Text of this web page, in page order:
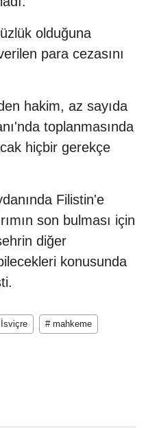
olduğuna
para cezasını
hakim, az sayıda
toplanmasında
hiçbir gerekçe
Filistin'e
son bulması için
diğer
konusunda
# mahkeme